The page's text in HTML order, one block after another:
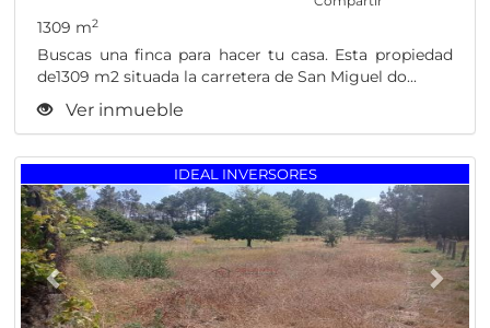
1309 m2
Buscas una finca para hacer tu casa. Esta propiedad
de1309 m2 situada la carretera de San Miguel do...
Ver inmueble
IDEAL INVERSORES
Previous